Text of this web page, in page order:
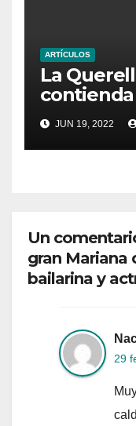
ARTÍCULOS
La
la ópera
JUN 19, 2022
Un
gran Mariana
bailarina y
29